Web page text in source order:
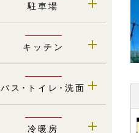
駐車場
キッチン
バス･トイレ･洗面
冷暖房